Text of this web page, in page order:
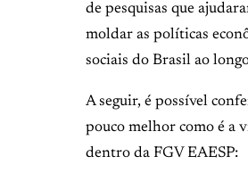
de pesquisas que
moldar as políticas
sociais do Brasil ao
A seguir, é possível
pouco melhor como é a
dentro da FGV EAESP: